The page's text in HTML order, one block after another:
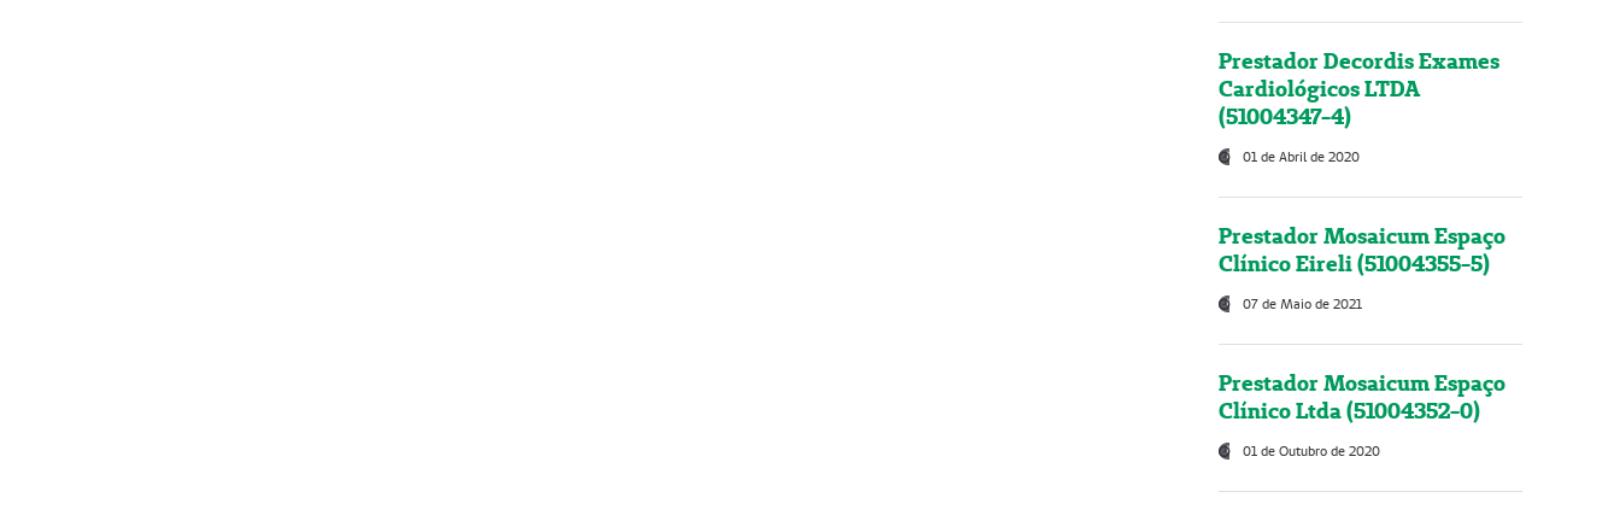
Prestador Decordis Exames
Cardiológicos LTDA
(51004347-4)
01 de Abril de 2020
Prestador Mosaicum Espaço
Clínico Eireli (51004355-5)
07 de Maio de 2021
Prestador Mosaicum Espaço
Clínico Ltda (51004352-0)
01 de Outubro de 2020